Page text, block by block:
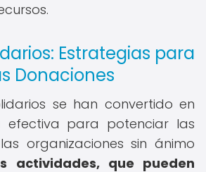
Estrategias para
Donaciones
se han convertido en
efectiva para potenciar las
organizaciones sin ánimo
actividades, que pueden